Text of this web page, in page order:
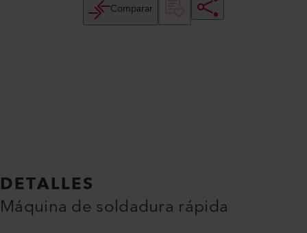
Comparar
DETALLES
Máquina de soldadura rápida